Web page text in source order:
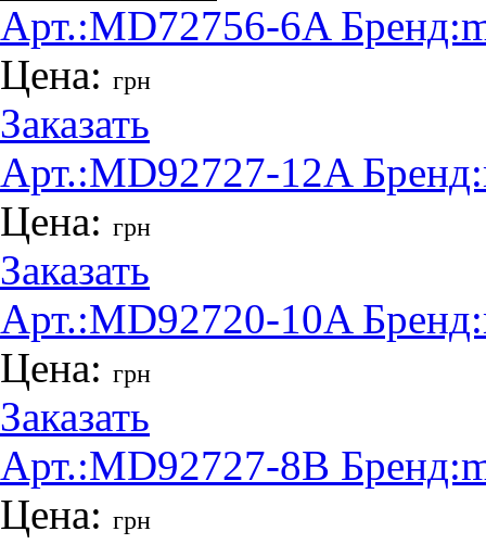
Арт.:MD72756-6A Бренд:
Цена: грн
Заказать
Арт.:MD92727-12A Бренд:
Цена: грн
Заказать
Арт.:MD92720-10A Бренд:
Цена: грн
Заказать
Арт.:MD92727-8B Бренд:
Цена: грн